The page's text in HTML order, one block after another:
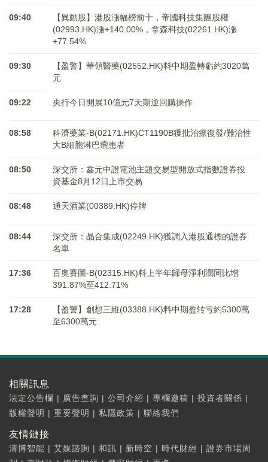
09:40
【異動股】港股漲幅榜前十，帝國科技集團股權
(02993.HK)漲+140.00%，拿森科技(02261.HK)漲
+77.54%
09:30
【盈警】華領醫藥(02552.HK)料中期盈轉虧約3020萬
元
09:22 央行今日開展10億元7天期逆回購操作
08:58
科濟藥業-B(02171.HK)CT1190B獲批治療復發/難治性
大B細胞淋巴瘤患者
08:50
深交所：鑫元中證電池主題交易型開放式指數證券投
資基金8月12日上市交易
08:48 通天酒業(00389.HK)停牌
08:44
深交所：晶合集成(02249.HK)獲調入港股通標的證券
名單
17:36
百奧賽圖-B(02315.HK)料上半年歸母淨利潤同比增
391.87%至412.71%
17:28
【盈警】創想三維(03388.HK)料中期盈转亏約5300萬
至6300萬元
相關訊息
法定公告欄 | 廣告查詢 | 公司介紹 | 專欄邀稿 | 投資者關係 |
版權聲明 | 重要聲明 | 私隱政策 | 聯絡我們
友情鏈接
清博智能 | 艾媒諮詢 | 和訊 | 新時空 | 時代財經 | 證券市場周